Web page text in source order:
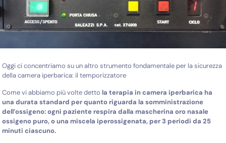
Oggi ci concentriamo su un altro strumento fondamentale per la sicurezza
della camera iperbarica: il temporizzatore
Come vi abbiamo più volte detto la terapia in camera iperbarica ha
una durata standard per quanto riguarda la somministrazione
dell’ossigeno: ogni paziente respira dalla mascherina oro nasale
ossigeno puro, o una miscela iperossigenata, per 3 periodi da 25
minuti ciascuno.